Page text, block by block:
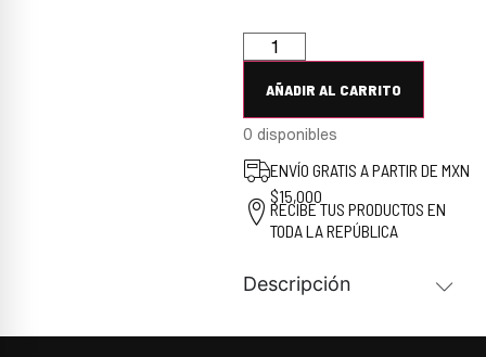
AÑADIR AL CARRITO
0 disponibles
ENVÍO GRATIS A PARTIR DE MXN
$15,000
RECIBE TUS PRODUCTOS EN
TODA LA REPÚBLICA
Descripción